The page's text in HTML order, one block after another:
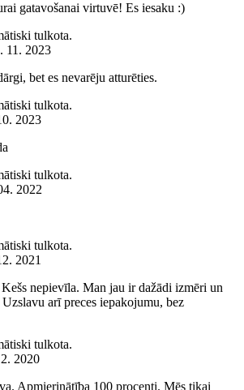
gatavošanai virtuvē! Es iesaku :)
tulkota.
11. 2023
bet es nevarēju atturēties.
tulkota.
2023
tulkota.
2022
tulkota.
2021
nepievīla. Man jau ir dažādi izmēri un
arī preces iepakojumu, bez
tulkota.
2020
Apmierinātība 100 procenti. Mēs tikai